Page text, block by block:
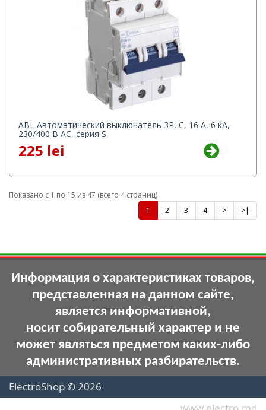
ABL Автоматический выключатель 3P, C, 16 A, 6 кА,
230/400 В AC, серия S
225 lei
Показано с 1 по 15 из 47 (всего 4 страниц)
1
2 3 4 > >|
Информация о характеристиках товаров,
представленная на данном сайте,
является информативной,
носит собирательный характер и не
может являться предметом каких-либо
административных разбирательств.
ElectroShop © 2026